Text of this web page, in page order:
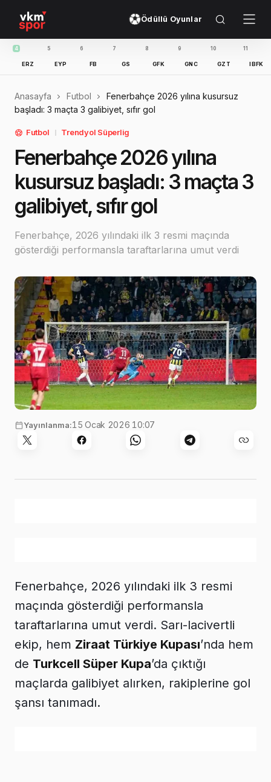
Ödüllü Oyunlar
EYP FB GS GFK GNC GZT IBFK KAS
Anasayfa Futbol
Fenerbahçe 2026 yılına kusursuz
başladı: 3 maçta 3 galibiyet, sıfır gol
Futbol Trendyol Süperlig
Fenerbahçe 2026 yılına
kusursuz başladı: 3 maçta 3
galibiyet, sıfır gol
Fenerbahçe, 2026 yılındaki ilk 3 resmi maçında
gösterdiği performansla taraftarlarına umut verdi
Yayınlanma:15 Ocak 2026 10:07
Fenerbahçe, 2026 yılındaki ilk 3 resmi
maçında gösterdiği performansla
taraftarlarına umut verdi. Sarı-lacivertli
ekip, hem Ziraat Türkiye Kupası’nda hem
de Turkcell Süper Kupa’da çıktığı
maçlarda galibiyet alırken, rakiplerine gol
şansı tanımadı.